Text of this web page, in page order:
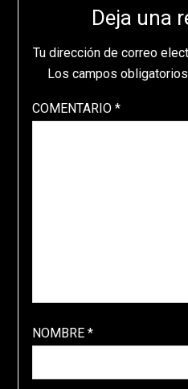
Deja una
Tu dirección de correo
Los campos
COMENTARIO *
NOMBRE *